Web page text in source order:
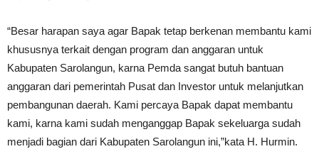
“Besar harapan saya agar Bapak tetap berkenan membantu kami
khususnya terkait dengan program dan anggaran untuk
Kabupaten Sarolangun, karna Pemda sangat butuh bantuan
anggaran dari pemerintah Pusat dan Investor untuk melanjutkan
pembangunan daerah. Kami percaya Bapak dapat membantu
kami, karna kami sudah menganggap Bapak sekeluarga sudah
menjadi bagian dari Kabupaten Sarolangun ini,”kata H. Hurmin.